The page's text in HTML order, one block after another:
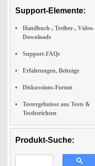
Support-Elemente:
Handbuch-, Treiber-, Video-
Downloads
Support-FAQs
Erfahrungen, Beiträge
Diskussions-Forum
Testergebnisse aus Tests &
Testberichten
Produkt-Suche: